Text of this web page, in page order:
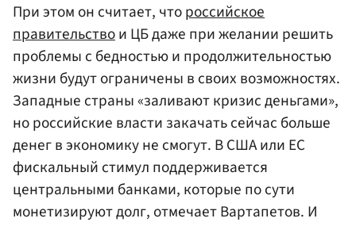
При этом он считает, чтороссийское
правительствои ЦБ даже при желании решить
проблемы с бедностью и продолжительностью
жизни будут ограничены в своих возможностях.
Западные страны «заливают кризис деньгами»,
но российские власти закачать сейчас больше
денег в экономику не смогут. В США или ЕС
фискальный стимул поддерживается
центральными банками, которые по сути
монетизируют долг, отмечает Вартапетов. И